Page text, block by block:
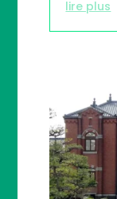
lire plus